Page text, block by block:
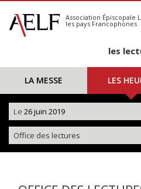
S'abonner
Calendrier
Association Épiscopale
les pays Francophones
les
LA MESSE LES
Le 26 juin 2019
Office des lectures